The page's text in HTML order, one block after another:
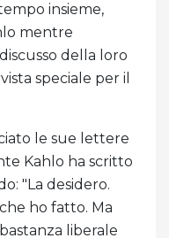
insieme,
mentre
della loro
speciale per il
le sue lettere
Kahlo ha scritto
"La desidero.
ho fatto. Ma
liberale